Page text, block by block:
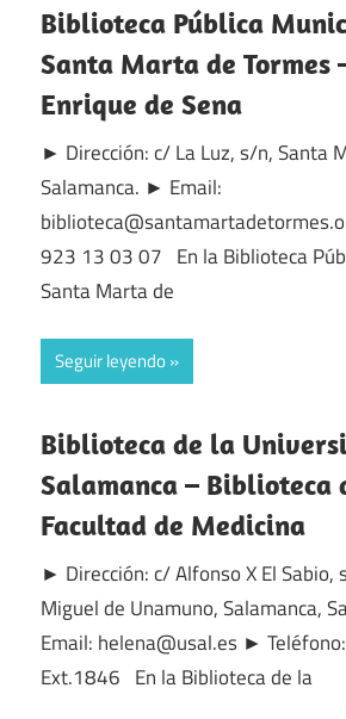
Biblioteca Pública
Santa Marta de Tormes
Enrique de Sena
► Dirección: c/ La Luz, s/n, Santa
Salamanca. ► Email:
923 13 03 07 En la Biblioteca
Santa Marta de
Seguir leyendo
Biblioteca de la
Salamanca – Biblioteca
Facultad de Medicina
► Dirección: c/ Alfonso X El Sabio,
Miguel de Unamuno, Salamanca,
Email: helena@usal.es ►
Ext.1846 En la Biblioteca de la